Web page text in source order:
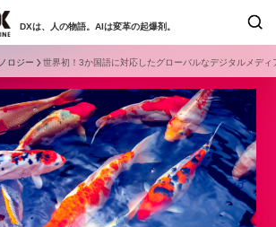
DXは、人の物語。AIは変革の起爆剤。
インタビュー
ニュース
日本オムニチャネル協会
トップページ
検索
在開催予定のセミナー
ロジー 世界初！3か国語に対応したグローバルなデジタルメデ